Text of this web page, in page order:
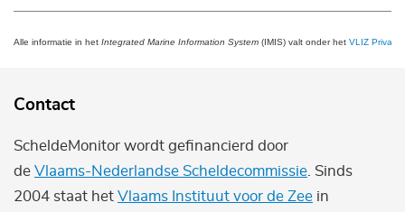
Alle informatie in het Integrated Marine Information System (IMIS) valt onder het VLIZ Privacy
Contact
ScheldeMonitor wordt gefinancierd door
de Vlaams-Nederlandse Scheldecommissie . Sinds
2004 staat het Vlaams Instituut voor de Zee in